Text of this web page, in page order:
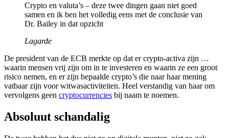
Crypto en valuta’s – deze twee dingen gaan niet goed
samen en ik ben het volledig eens met de conclusie van
Dr. Bailey in dat opzicht
Lagarde
De president van de ECB merkte op dat er crypto-activa zijn …
waarin mensen vrij zijn om in te investeren en waarin ze een groot
risico nemen, en er zijn bepaalde crypto’s die naar haar mening
vatbaar zijn voor witwasactiviteiten. Heel verstandig van haar om
vervolgens geen cryptocurrencies bij naam te noemen.
Absoluut schandalig